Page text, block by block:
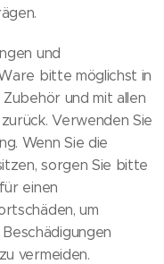
und
bitte möglichst in
und mit allen
Verwenden Sie
Wenn Sie die
sorgen Sie bitte
einen
um
vermeiden.